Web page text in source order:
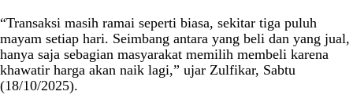
“Transaksi masih ramai seperti biasa, sekitar tiga puluh
mayam setiap hari. Seimbang antara yang beli dan yang jual,
hanya saja sebagian masyarakat memilih membeli karena
khawatir harga akan naik lagi,” ujar Zulfikar, Sabtu
(18/10/2025).